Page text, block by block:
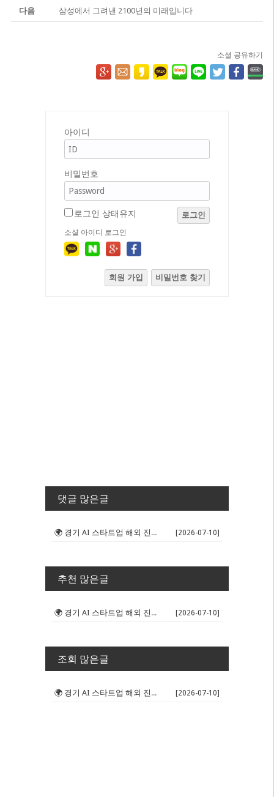
다음 삼성에서 그려낸 2100년의 미래입니다
소셜 공유하기
아이디
비밀번호
로그인 상태유지 로그인
소셜 아이디 로그인
회원 가입 비밀번호 찾기
댓글 많은글
🌍 경기 AI 스타트업 해외 진출 판... [2026-07-10]
추천 많은글
🌍 경기 AI 스타트업 해외 진출 판... [2026-07-10]
조회 많은글
🌍 경기 AI 스타트업 해외 진출 판... [2026-07-10]